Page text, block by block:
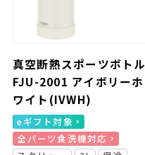
真空断熱スポーツボトル
FJU-2001 アイボリーホ
ワイト(IVWH)
eギフト対象
全パーツ食洗機対応